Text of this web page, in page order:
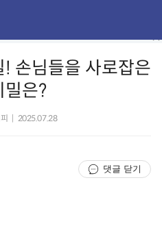
손님들을 사로잡은
밀은?
2025.07.28
댓글 닫기